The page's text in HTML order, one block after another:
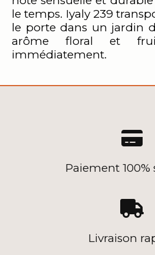
le temps. Iyaly 239
le porte dans un jardin
arôme floral et
immédiatement.

Paiement 100%

Livraison